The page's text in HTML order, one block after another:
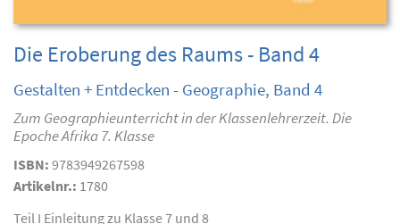
Die Eroberung des Raums - Band 4
Gestalten + Entdecken - Geographie, Band 4
Zum Geographieunterricht in der Klassenlehrerzeit. Die
Epoche Afrika 7. Klasse
ISBN: 9783949267598
Artikelnr.: 1780
Teil I Einleitung zu Klasse 7 und 8